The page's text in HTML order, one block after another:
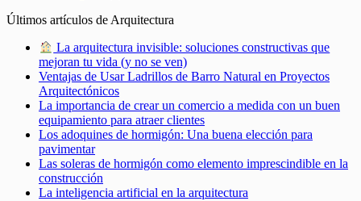
Últimos artículos de Arquitectura
La arquitectura invisible: soluciones constructivas que
mejoran tu vida (y no se ven)
Ventajas de Usar Ladrillos de Barro Natural en Proyectos
Arquitectónicos
La importancia de crear un comercio a medida con un buen
equipamiento para atraer clientes
Los adoquines de hormigón: Una buena elección para
pavimentar
Las soleras de hormigón como elemento imprescindible en la
construcción
La inteligencia artificial en la arquitectura